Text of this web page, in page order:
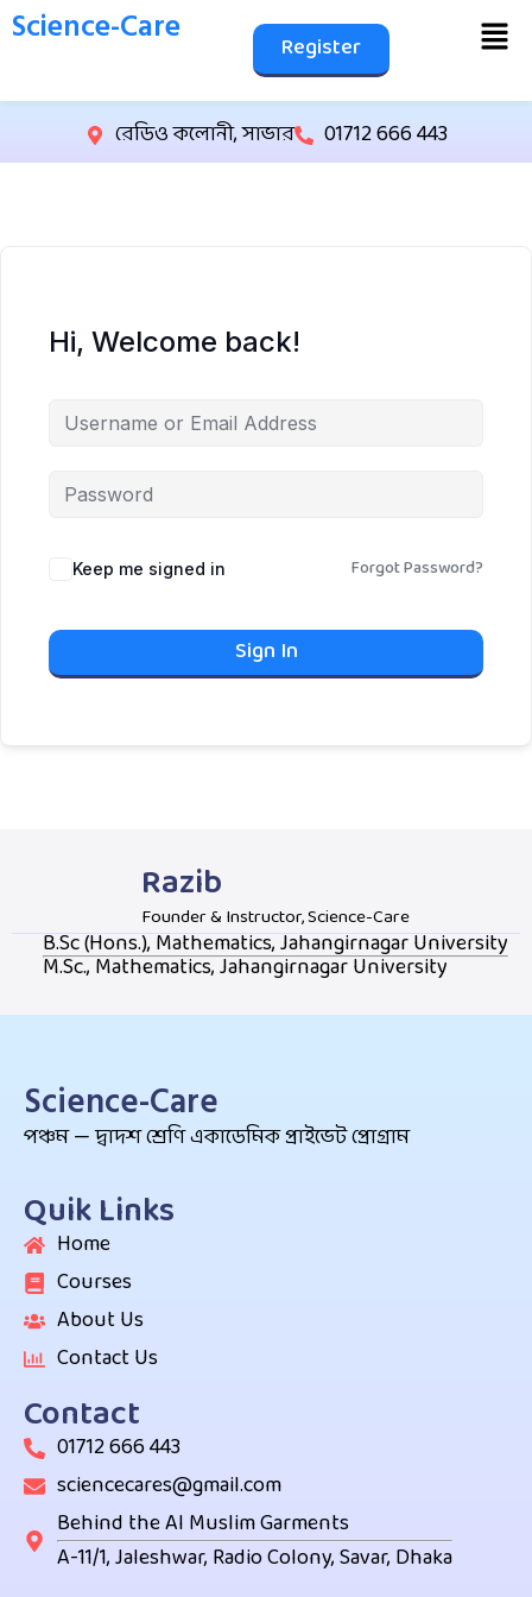
Science-Care Register
রেডিও কলোনী, সাভার 01712 666 443
Hi, Welcome back!
Keep me signed in Forgot Password?
Sign In
Razib
Founder & Instructor, Science-Care
B.Sc (Hons.), Mathematics, Jahangirnagar University
M.Sc., Mathematics, Jahangirnagar University
Science-Care
পঞ্চম — দ্বাদশ শ্রেণি একাডেমিক প্রাইভেট প্রোগ্রাম
Quik Links
Home
Courses
About Us
Contact Us
Contact
01712 666 443
sciencecares@gmail.com
Behind the Al Muslim Garments
A-11/1, Jaleshwar, Radio Colony, Savar, Dhaka